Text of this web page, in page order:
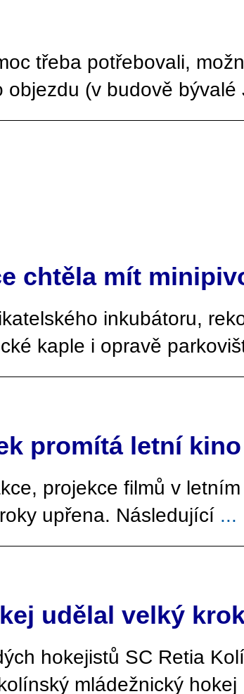
třeba potřebovali,
objezdu (v budově bývalé
chtěla mít
inkubátoru,
kaple i opravě
promítá letní
projekce filmů v
upřena. Následující ...
udělal velký
hokejistů SC Retia
mládežnický hokej